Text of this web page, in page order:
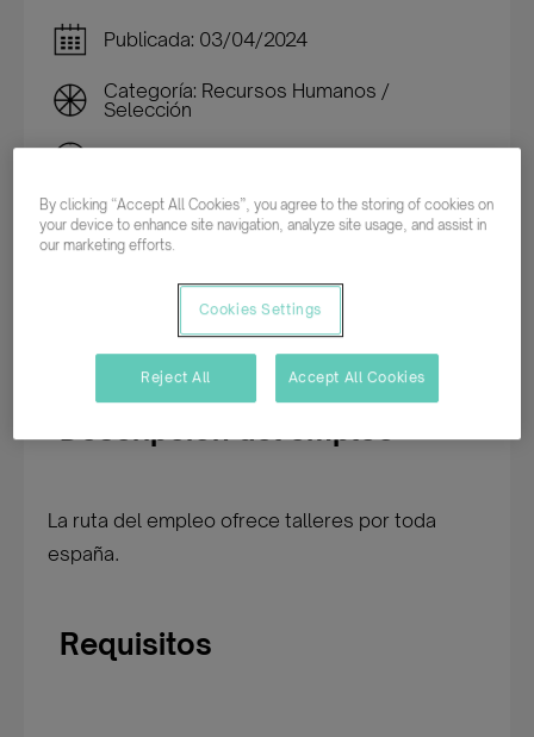
Publicada: 03/04/2024
Categoría: Recursos Humanos /
Selección
Indefinido
Inscribirme en esta oferta
Descripción del empleo
La ruta del empleo ofrece talleres por toda
españa.
Requisitos
By clicking “Accept All Cookies”, you agree to the storing of cookies on
your device to enhance site navigation, analyze site usage, and assist in
our marketing efforts.
Cookies Settings
Reject All Accept All Cookies